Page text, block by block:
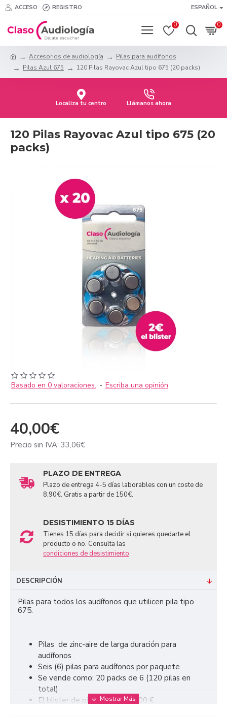
ACCESO REGISTRO ESPAÑOL
0 0
Accesorios de audiología
Pilas para audífonos
Pilas Azul 675
120 Pilas Rayovac Azul tipo 675 (20 packs)
Localiza tu centro Llámanos ahora
120 Pilas Rayovac Azul tipo 675 (20
packs)
Basado en 0 valoraciones. - Escriba una opinión
40,00€
Precio sin IVA: 33,06€
PLAZO DE ENTREGA
Plazo de entrega 4-5 días laborables con un coste de
8,90€. Gratis a partir de 150€.
DESISTIMIENTO 15 DÍAS
Tienes 15 días para decidir si quieres quedarte el
producto o no. Consulta las
condiciones de desistimiento.
DESCRIPCIÓN
Pilas para todos los audífonos que utilicen pila tipo
675.
Pilas de zinc-aire de larga duración para
audífonos
Seis (6) pilas para audífonos por paquete
Se vende como: 20 packs de 6 (120 pilas en
total)
El blister de pilas te sale a 2,00 €